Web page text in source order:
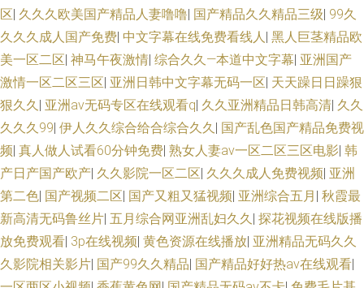
区| 久久久欧美国产精品人妻噜噜| 国产精品久久精品三级| 99久
久久久成人国产免费| 中文字幕在线免费看线人| 黑人巨茎精品欧
美一区二区| 神马午夜激情| 综合久久—本道中文字幕| 亚洲国产
激情一区二区三区| 亚洲日韩中文字幕无码一区| 天天躁日日躁狠
狠久久| 亚洲aⅴ无码专区在线观看q| 久久亚洲精品日韩高清| 久久
久久久99| 伊人久久综合给合综合久久| 国产乱色国产精品免费视
频| 真人做人试看60分钟免费| 熟女人妻aⅴ一区二区三区电影| 韩
产日产国产欧产| 久久影院一区二区| 久久久成人免费视频| 亚洲
第二色| 国产视频二区| 国产又粗又猛视频| 亚洲综合五月 | 秋霞最
新高清无码鲁丝片| 五月综合网亚洲乱妇久久| 探花视频在线版播
放免费观看| 3p在线视频| 黄色资源在线播放| 亚洲精品无码久久
久影院相关影片| 国产99久久精品| 国产精品好好热av在线观看|